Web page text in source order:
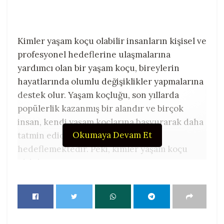
Kimler yaşam koçu olabilir insanların kişisel ve
profesyonel hedeflerine ulaşmalarına
yardımcı olan bir yaşam koçu, bireylerin
hayatlarında olumlu değişiklikler yapmalarına
destek olur. Yaşam koçluğu, son yıllarda
popülerlik kazanmış bir alandır ve birçok
insan, kendi yaşam koçlarına başvurarak daha
tatmin edici bir hayat sürmeyi
hedeflemektedir. Peki, kimler yaşam koçu
olabilir?
Yaşam koçluğu, kişilerin potansiyellerini
ortaya çıkarmalarını, hedeflerini
belirlemelerini ve bunlara ulaşmalarını
Okumaya Devam Et